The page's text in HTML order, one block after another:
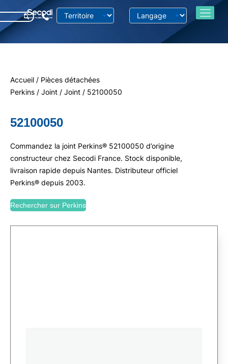
Accueil / Pièces détachées
Perkins / Joint / Joint / 52100050
52100050
Commandez la joint Perkins® 52100050 d’origine
constructeur chez Secodi France. Stock disponible,
livraison rapide depuis Nantes. Distributeur officiel
Perkins® depuis 2003.
Rechercher sur Perkins